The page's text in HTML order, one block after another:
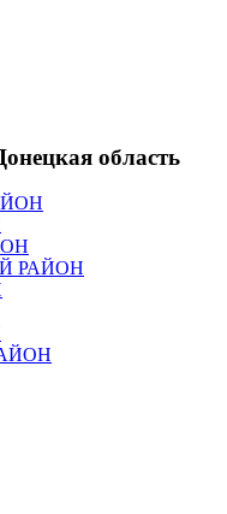
область
РАЙОН